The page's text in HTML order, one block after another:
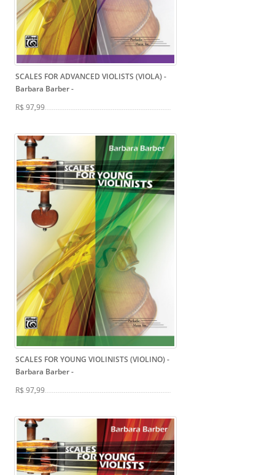
SCALES FOR ADVANCED VIOLISTS (VIOLA) -
Barbara Barber-
R$ 97,99
SCALES FOR YOUNG VIOLINISTS (VIOLINO) -
Barbara Barber-
R$ 97,99